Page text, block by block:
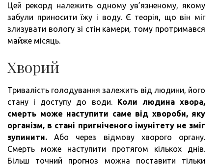
Цей рекорд належить одному ув’язненому, якому
забули приносити їжу і воду. Є теорія, що він міг
злизувати вологу зі стін камери, тому протримався
майже місяць.
Хворий
Тривалість голодування залежить від людини, його
стану і доступу до води. Коли людина хвора,
смерть може наступити саме від хвороби, яку
організм, в стані пригніченого імунітету не зміг
зупинити. Або через відмову хворого органу.
Смерть може наступити протягом кількох днів.
Більш точний прогноз можна поставити тільки